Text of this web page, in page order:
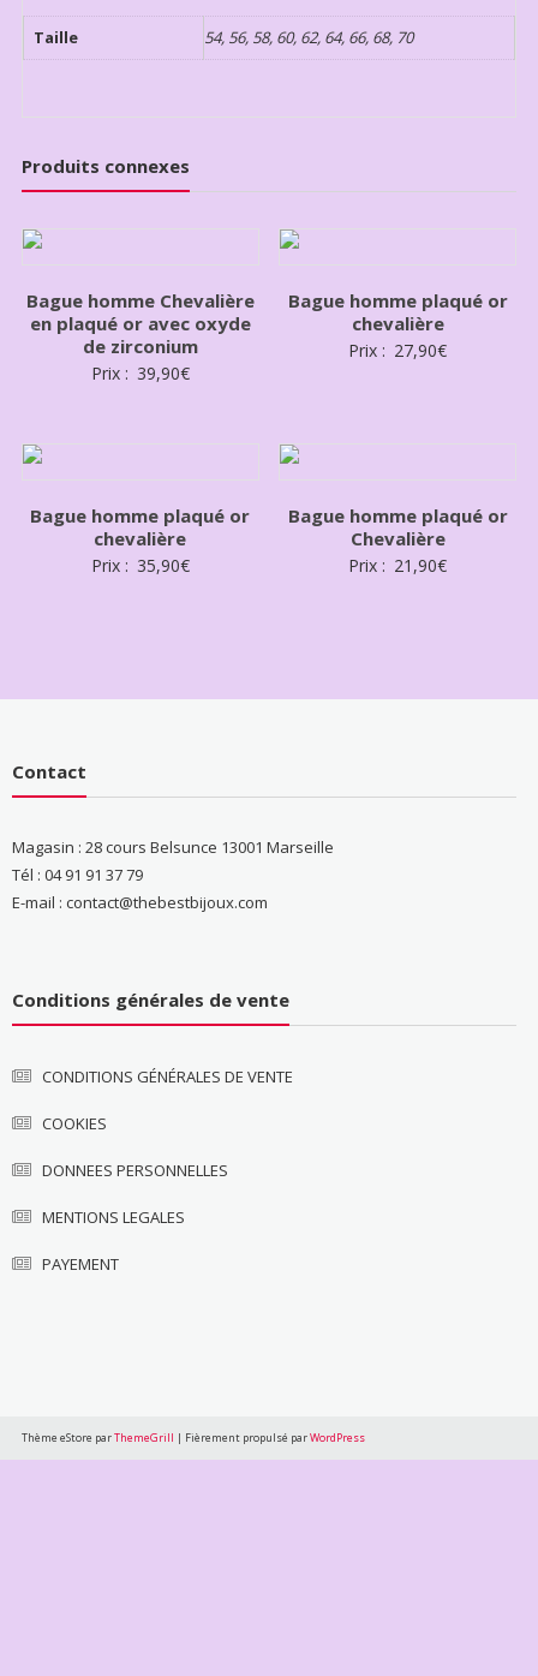
Taille 54, 56, 58, 60, 62, 64, 66, 68, 70
Produits connexes
Bague homme Chevalière
en plaqué or avec oxyde
de zirconium
Prix : 39,90€
Bague homme plaqué or
chevalière
Prix : 27,90€
Bague homme plaqué or
chevalière
Prix : 35,90€
Bague homme plaqué or
Chevalière
Prix : 21,90€
Contact
Magasin : 28 cours Belsunce 13001 Marseille
Tél : 04 91 91 37 79
E-mail : contact@thebestbijoux.com
Conditions générales de vente
CONDITIONS GÉNÉRALES DE VENTE
COOKIES
DONNEES PERSONNELLES
MENTIONS LEGALES
PAYEMENT
Thème eStore parThemeGrill | Fièrement propulsé parWordPress